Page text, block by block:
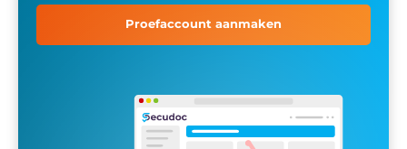
Proefaccount aanmaken